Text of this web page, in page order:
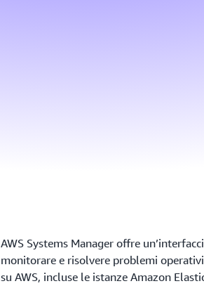
AWS Systems Manager offre
monitorare e risolvere problemi
su AWS, incluse le istanze Amazon